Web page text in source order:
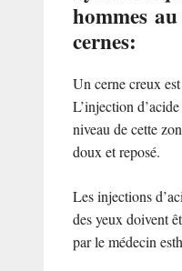
hommes
cernes:
Un cerne creux
L’injection
niveau de cette
doux et reposé.
Les injections
des yeux doivent
par le médecin